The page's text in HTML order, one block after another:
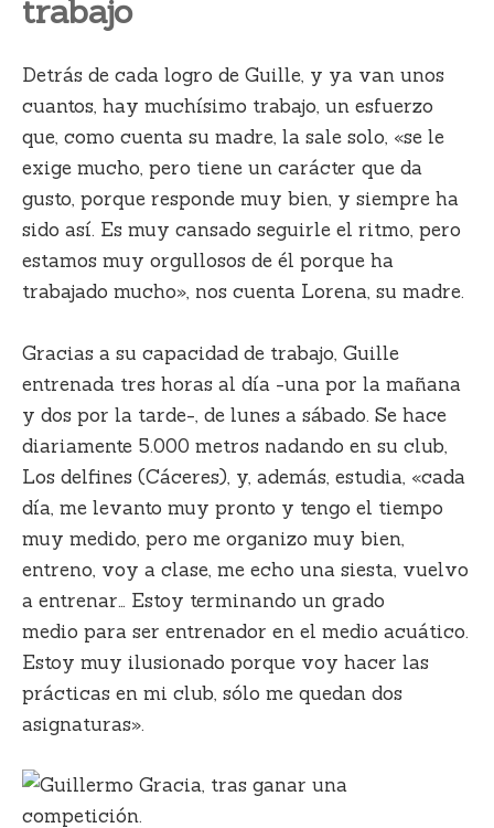
trabajo
Detrás de cada logro de Guille, y ya van unos
cuantos, hay muchísimo trabajo, un esfuerzo
que, como cuenta su madre, la sale solo, «se le
exige mucho, pero tiene un carácter que da
gusto, porque responde muy bien, y siempre ha
sido así. Es muy cansado seguirle el ritmo, pero
estamos muy orgullosos de él porque ha
trabajado mucho», nos cuenta Lorena, su madre.
Gracias a su capacidad de trabajo, Guille
entrenada tres horas al día -una por la mañana
y dos por la tarde-, de lunes a sábado. Se hace
diariamente 5.000 metros nadando en su club,
Los delfines (Cáceres), y, además, estudia, «cada
día, me levanto muy pronto y tengo el tiempo
muy medido, pero me organizo muy bien,
entreno, voy a clase, me echo una siesta, vuelvo
a entrenar… Estoy terminando un grado
medio para ser entrenador en el medio acuático.
Estoy muy ilusionado porque voy hacer las
prácticas en mi club, sólo me quedan dos
asignaturas».